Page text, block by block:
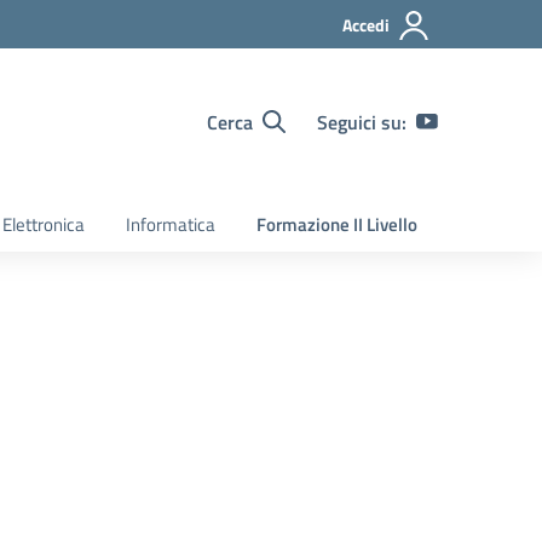
Accedi
Cerca Seguici su:
Elettronica Informatica Formazione II Livello